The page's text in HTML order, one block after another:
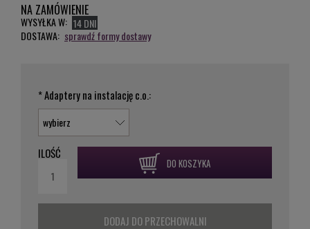
NA ZAMÓWIENIE
WYSYŁKA W: 14 DNI
DOSTAWA: sprawdź formy dostawy
*Adaptery na instalację c.o.:
ILOŚĆ
DO KOSZYKA
DODAJ DO PRZECHOWALNI